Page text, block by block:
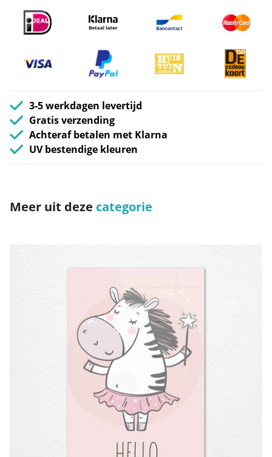
3-5 werkdagen levertijd
Gratis verzending
Achteraf betalen met Klarna
UV bestendige kleuren
Meer uit deze categorie